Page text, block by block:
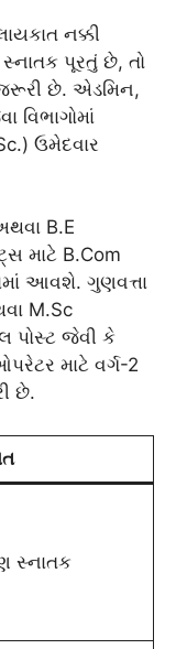
નક્કી
પૂરતું છે, તો
જરૂરી છે. એડમિન,
વિભાગોમાં
ઉમેદવાર
B.E
માટે B.Com
આવશે. ગુણવત્તા
M.Sc
પોસ્ટ જેવી કે
માટે વર્ગ-2
છે.
સ્નાતક